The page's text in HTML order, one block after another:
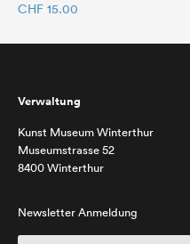
CHF 15.00
Verwaltung
Kunst Museum Winterthur
Museumstrasse 52
8400 Winterthur
Newsletter Anmeldung